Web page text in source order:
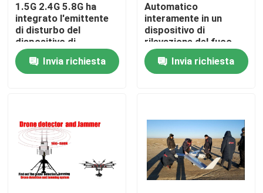
Prodotti
Video
1.5G 2.4G 5.8G ha
integrato l'emittente
di disturbo del
dispositivo di
rilevazione del fuco
per il telefono
cellulare di 200M
Invia richiesta
Automatico
interamente in un
dispositivo di
rilevazione del fuco
Rader con analisi dello
spettro di rfInvia richiesta